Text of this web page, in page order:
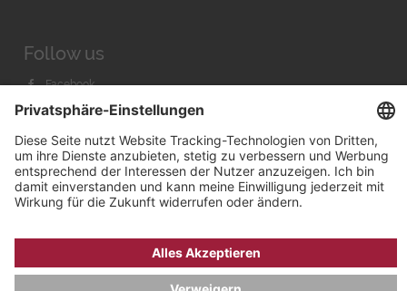
Follow us
Facebook
Instagram
Youtube
Bachmann & Scher GmbH / Watchandco GmbH